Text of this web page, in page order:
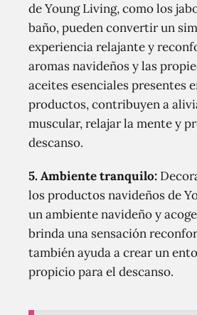
de Young Living, como los
baño, pueden convertir un
experiencia relajante y
aromas navideños y las
aceites esenciales presentes
productos, contribuyen a
muscular, relajar la mente y
descanso.
5. Ambiente tranquilo:
los productos navideños de
un ambiente navideño y
brinda una sensación
también ayuda a crear un
propicio para el descanso.